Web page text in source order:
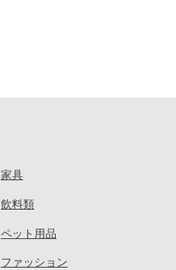
家具
飲料類
ペット用品
ファッション